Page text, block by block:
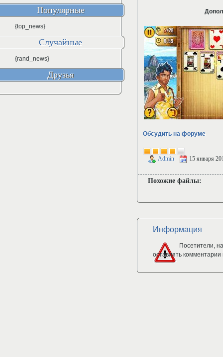
Обсудить на форуме
Admin 15 января
Похожие файлы:
Информация
Посетители,
оставлять комментарии
Популярные
{top_news}
Случайные
{rand_news}
Друзья